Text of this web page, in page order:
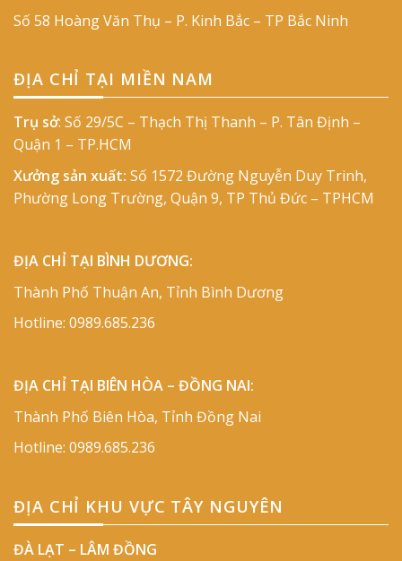
Số 58 Hoàng Văn Thụ – P. Kinh Bắc – TP Bắc Ninh
ĐỊA CHỈ TẠI MIỀN NAM
Trụ sở: Số 29/5C – Thạch Thị Thanh – P. Tân Định –
Quận 1 – TP.HCM
Xưởng sản xuất: Số 1572 Đường Nguyễn Duy Trinh,
Phường Long Trường, Quận 9, TP Thủ Đức – TPHCM
ĐỊA CHỈ TẠI BÌNH DƯƠNG:
Thành Phố Thuận An, Tỉnh Bình Dương
Hotline: 0989.685.236
ĐỊA CHỈ TẠI BIÊN HÒA – ĐỒNG NAI:
Thành Phố Biên Hòa, Tỉnh Đồng Nai
Hotline: 0989.685.236
ĐỊA CHỈ KHU VỰC TÂY NGUYÊN
ĐÀ LẠT – LÂM ĐỒNG